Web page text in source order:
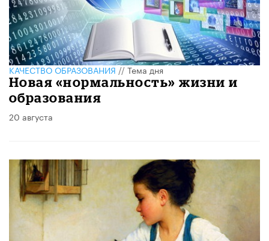
КАЧЕСТВО ОБРАЗОВАНИЯ//Тема дня
Новая «нормальность» жизни и
образования
20 августа